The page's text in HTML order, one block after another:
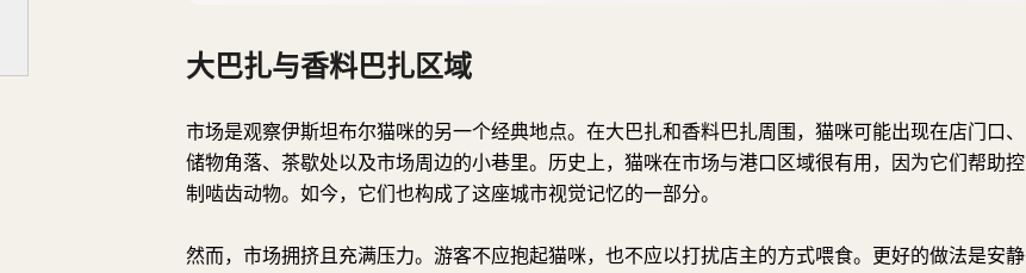
如何尊重地与伊斯坦布尔的猫咪相遇
伊斯坦布尔猫咪的重要性
大巴扎与香料巴扎区域
市场是观察伊斯坦布尔猫咪的另一个经典地点。在大巴扎和香料巴扎周围，猫咪可能出现在店门口、
储物角落、茶歇处以及市场周边的小巷里。历史上，猫咪在市场与港口区域很有用，因为它们帮助控
制啮齿动物。如今，它们也构成了这座城市视觉记忆的一部分。
然而，市场拥挤且充满压力。游客不应抱起猫咪，也不应以打扰店主的方式喂食。更好的做法是安静